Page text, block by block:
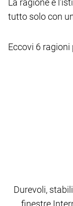
tutto solo con
Eccovi 6
Durevoli,
finestre